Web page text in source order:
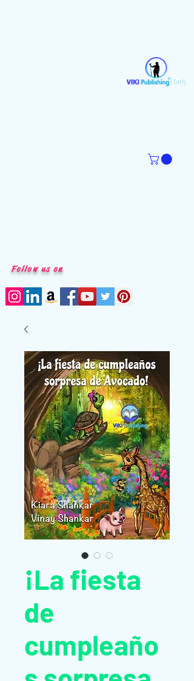
Follow us on
¡La fiesta
de
cumpleaño